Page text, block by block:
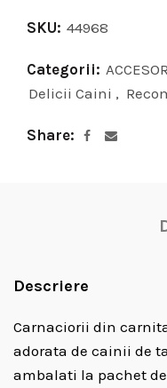
SKU: 44968
Categorii:
Delicii Caini ,
Share
Descriere
Carnaciorii din
adorata de cainii de
ambalati la pachet